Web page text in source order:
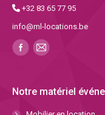
+32 83 65 77 95
info@ml-locations.be
Notre matériel